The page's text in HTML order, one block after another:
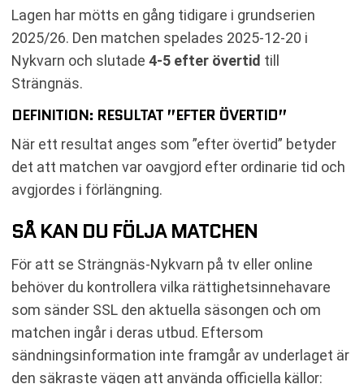
Lagen har mötts en gång tidigare i grundserien
2025/26. Den matchen spelades 2025-12-20 i
Nykvarn och slutade 4-5 efter övertid till
Strängnäs.
DEFINITION: RESULTAT ”EFTER ÖVERTID”
När ett resultat anges som ”efter övertid” betyder
det att matchen var oavgjord efter ordinarie tid och
avgjordes i förlängning.
SÅ KAN DU FÖLJA MATCHEN
För att se Strängnäs-Nykvarn på tv eller online
behöver du kontrollera vilka rättighetsinnehavare
som sänder SSL den aktuella säsongen och om
matchen ingår i deras utbud. Eftersom
sändningsinformation inte framgår av underlaget är
den säkraste vägen att använda officiella källor: